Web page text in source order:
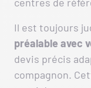
Il est toujours
préalable avec
devis précis
compagnon.